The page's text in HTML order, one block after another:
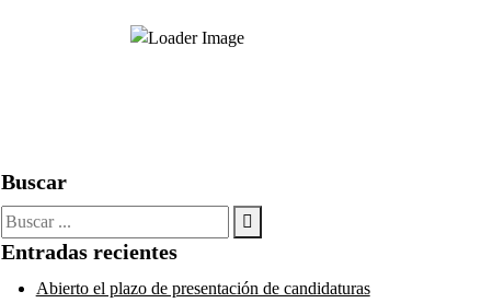
Buscar
Buscar:
Entradas recientes
Abierto el plazo de presentación de candidaturas